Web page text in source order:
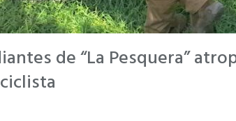
de “La Pesquera”